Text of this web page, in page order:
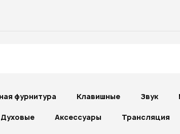
фурнитура Клавишные Звук
Духовые Аксессуары Трансляция